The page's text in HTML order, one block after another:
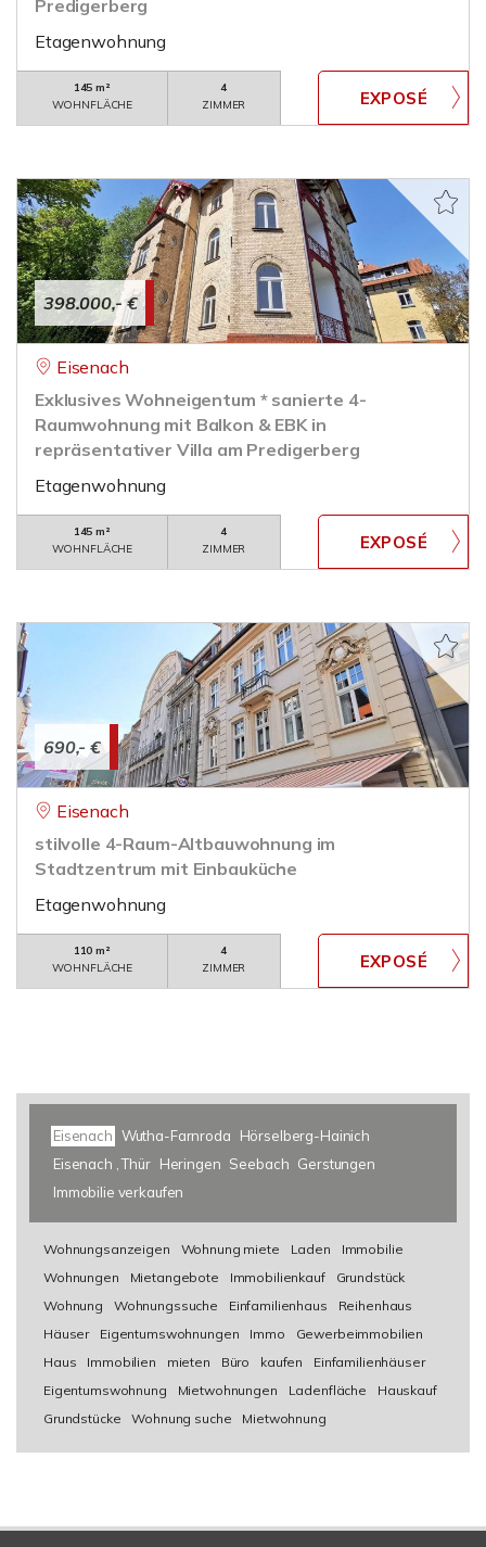
Predigerberg
Etagenwohnung
145 m²
WOHNFLÄCHE
4
ZIMMER
398.000,- €
Eisenach
Exklusives Wohneigentum * sanierte 4-
Raumwohnung mit Balkon & EBK in
repräsentativer Villa am Predigerberg
Etagenwohnung
145 m²
WOHNFLÄCHE
4
ZIMMER
690,- €
Eisenach
stilvolle 4-Raum-Altbauwohnung im
Stadtzentrum mit Einbauküche
Etagenwohnung
110 m²
WOHNFLÄCHE
4
ZIMMER
Eisenach Wutha-Farnroda
Hörselberg-Hainich
Eisenach , Thür Heringen Seebach Gerstungen
Immobilie verkaufen
Wohnungsanzeigen Wohnung miete Laden
Immobilie
Wohnungen
Mietangebote Immobilienkauf
Grundstück
Wohnung
Wohnungssuche Einfamilienhaus
Reihenhaus
Häuser
Eigentumswohnungen Immo
Gewerbeimmobilien
Haus
Immobilien mieten Büro kaufen
Einfamilienhäuser
Eigentumswohnung
Mietwohnungen Ladenfläche
Hauskauf
Grundstücke
Wohnung suche Mietwohnung